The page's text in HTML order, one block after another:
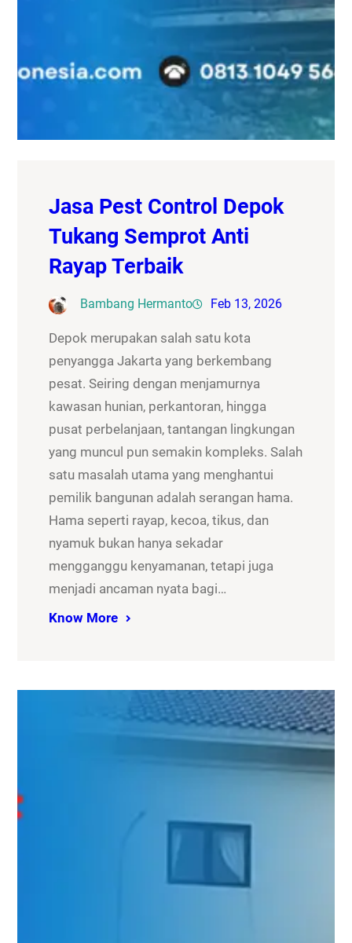
Jasa Pest Control Depok
Tukang Semprot Anti
Rayap Terbaik
Bambang Hermanto Feb 13, 2026
Depok merupakan salah satu kota
penyangga Jakarta yang berkembang
pesat. Seiring dengan menjamurnya
kawasan hunian, perkantoran, hingga
pusat perbelanjaan, tantangan lingkungan
yang muncul pun semakin kompleks. Salah
satu masalah utama yang menghantui
pemilik bangunan adalah serangan hama.
Hama seperti rayap, kecoa, tikus, dan
nyamuk bukan hanya sekadar
mengganggu kenyamanan, tetapi juga
menjadi ancaman nyata bagi…
Know More